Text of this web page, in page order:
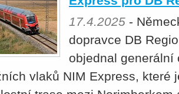
17.4.2025 -
dopravce DB
objednal generální
vlaků NIM Express, které